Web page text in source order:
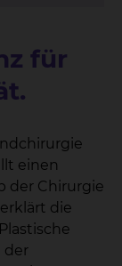
für
einen
der Chirurgie
die
der